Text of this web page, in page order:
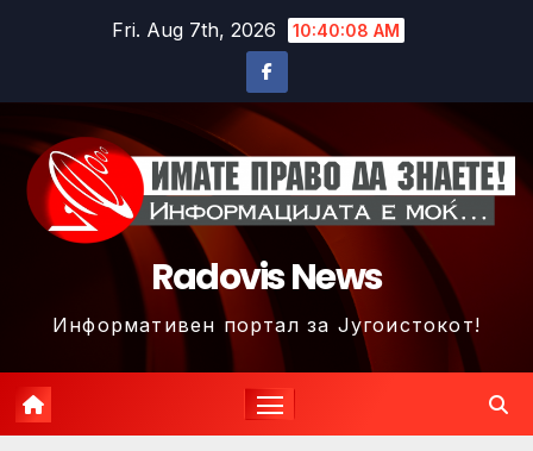
Fri. Aug 7th, 2026 10:40:11 AM
Radovis News
Информативен портал за Југоистокот!